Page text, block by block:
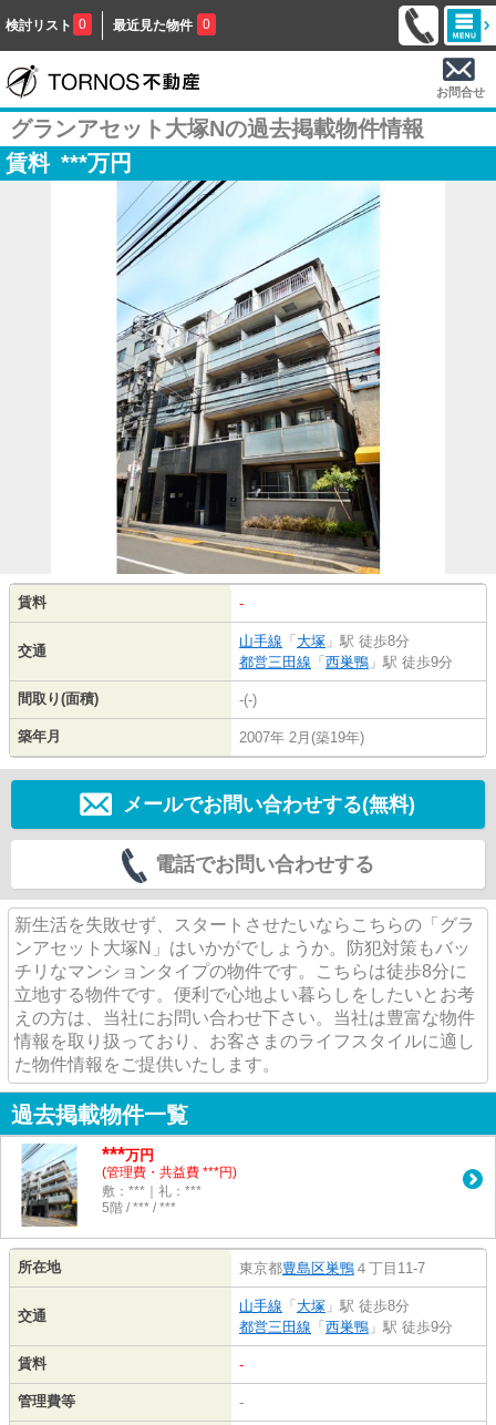
検討リスト 0 最近見た物件 0
お問合せ
グランアセット大塚Nの過去掲載物件情報
賃料 ***万円
賃料 -
交通
山手線 「 大塚 」駅 徒歩8分
都営三田線 「 西巣鴨 」駅 徒歩9分
間取り(面積) -(-)
築年月 2007年 2月(築19年)
メールでお問い合わせする(無料)
電話でお問い合わせする
新生活を失敗せず、スタートさせたいならこちらの「グラ
ンアセット大塚N」はいかがでしょうか。防犯対策もバッ
チリなマンションタイプの物件です。こちらは徒歩8分に
立地する物件です。便利で心地よい暮らしをしたいとお考
えの方は、当社にお問い合わせ下さい。当社は豊富な物件
情報を取り扱っており、お客さまのライフスタイルに適し
た物件情報をご提供いたします。
過去掲載物件一覧
***万円
(管理費・共益費 ***円)
敷：***｜礼：***
5階 / *** / ***
所在地 東京都豊島区巣鴨 ４丁目11-7
交通
山手線 「 大塚 」駅 徒歩8分
都営三田線 「 西巣鴨 」駅 徒歩9分
賃料 -
管理費等 -